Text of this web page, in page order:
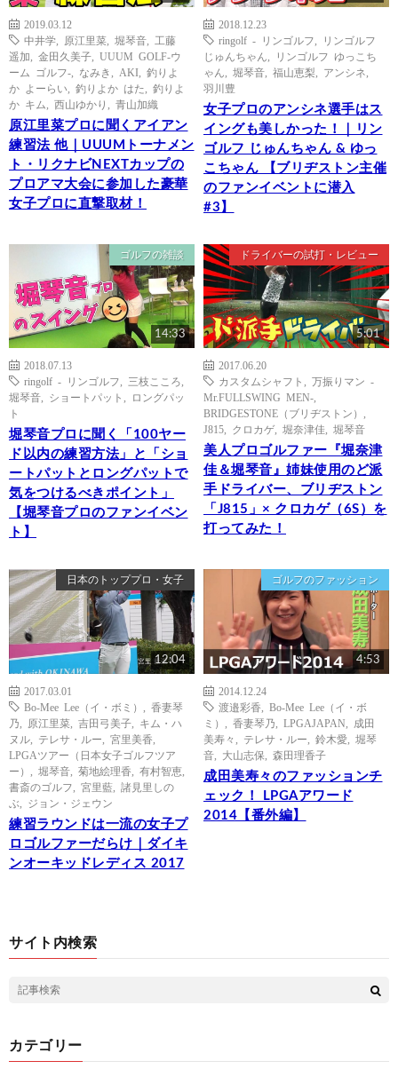
2019.03.12
中井学
原江里菜 堀琴音
工藤
遥加
金田久美子
UUUM GOLF-ウ
ーム ゴルフ-
なみき AKI
釣りよ
か よーらい
釣りよか はた
釣りよ
か キム
西山ゆかり 青山加織
原江里菜プロに聞くアイアン
練習法 他｜UUUMトーナメン
ト・リクナビNEXTカップの
プロアマ大会に参加した豪華
女子プロに直撃取材！
2018.12.23
ringolf - リンゴルフ
リンゴルフ
じゅんちゃん
リンゴルフ ゆっこち
ゃん
堀琴音 福山恵梨 アンシネ
羽川豊
女子プロのアンシネ選手はス
イングも美しかった！｜リン
ゴルフ じゅんちゃん & ゆっ
こちゃん 【ブリヂストン主催
のファンイベントに潜入
#3】
ゴルフの雑談
14:33
2018.07.13
ringolf - リンゴルフ
三枝こころ
堀琴音
ショートパット
ロングパッ
ト
堀琴音プロに聞く「100ヤー
ド以内の練習方法」と「ショ
ートパットとロングパットで
気をつけるべきポイント」
【堀琴音プロのファンイベン
ト】
ドライバーの試打・レビュー
5:01
2017.06.20
カスタムシャフト
万振りマン -
Mr.FULLSWING MEN-
BRIDGESTONE（ブリヂストン）
J815
クロカゲ 堀奈津佳 堀琴音
美人プロゴルファー『堀奈津
佳＆堀琴音』姉妹使用のど派
手ドライバー、ブリヂストン
「J815」× クロカゲ（6S）を
打ってみた！
日本のトッププロ・女子
12:04
2017.03.01
Bo-Mee Lee（イ・ボミ）
香妻琴
乃
原江里菜 吉田弓美子
キム・ハ
ヌル
テレサ・ルー 宮里美香
LPGAツアー（日本女子ゴルフツア
ー）
堀琴音 菊地絵理香 有村智恵
書斎のゴルフ
宮里藍
諸見里しの
ぶ
ジョン・ジェウン
練習ラウンドは一流の女子プ
ロゴルファーだらけ｜ダイキ
ンオーキッドレディス 2017
ゴルフのファッション
4:53
2014.12.24
渡邉彩香
Bo-Mee Lee（イ・ボ
ミ）
香妻琴乃 LPGAJAPAN
成田
美寿々
テレサ・ルー 鈴木愛
堀琴
音
大山志保 森田理香子
成田美寿々のファッションチ
ェック！ LPGAアワード
2014【番外編】
サイト内検索
カテゴリー